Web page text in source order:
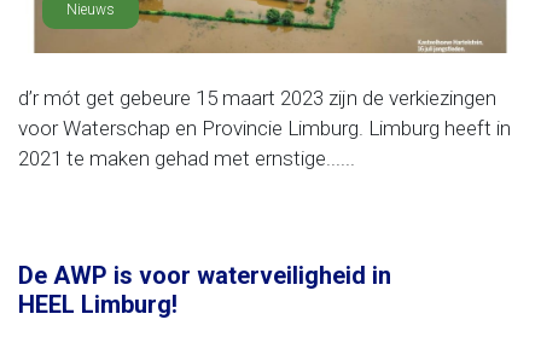
Nieuws
d’r mót get gebeure 15 maart 2023 zijn de verkiezingen
voor Waterschap en Provincie Limburg. Limburg heeft in
2021 te maken gehad met ernstige......
De AWP is voor waterveiligheid in
HEEL Limburg!